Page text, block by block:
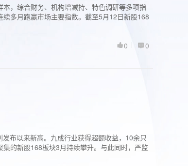
，综合财务、机构增减持、特色调研等多项指
多月跑赢市场主要指数。截至5月12日新股168
0
0
布以来新高。九成行业获得超额收益，10余只
的新股168板块3月持续攀升。与此同时，严监